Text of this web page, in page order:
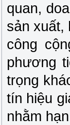
quan,
sản xuất,
công
phương
trọng
tín hiệu
nhằm